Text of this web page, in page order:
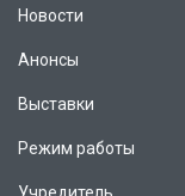
Новости
Анонсы
Выставки
Режим работы